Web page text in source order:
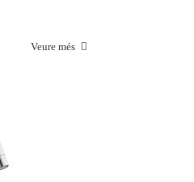
Veure més